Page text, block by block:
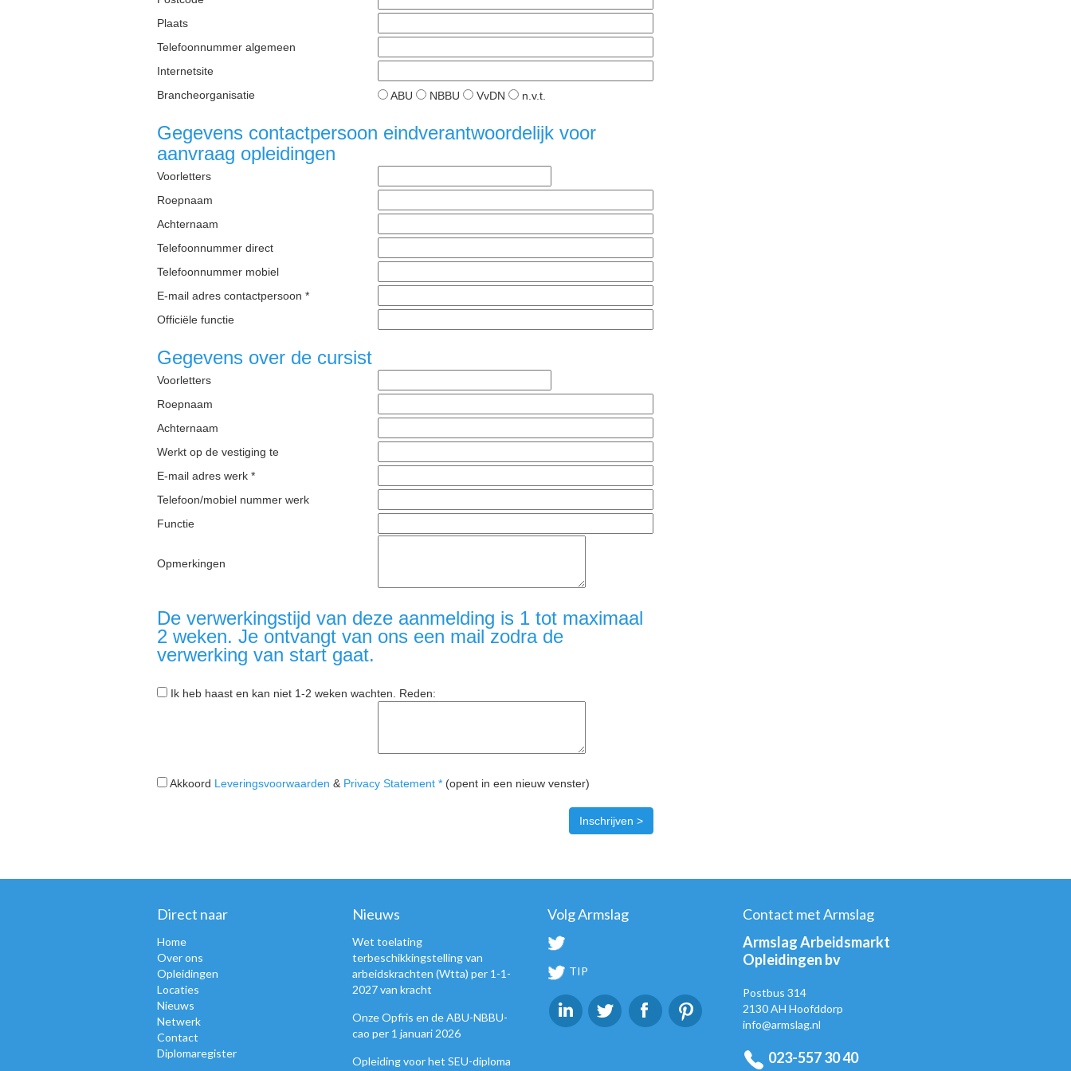
Plaats
Telefoonnummer algemeen
Internetsite
Brancheorganisatie
ABU NBBU VvDN n.v.t.
Gegevens contactpersoon eindverantwoordelijk voor
aanvraag opleidingen
Voorletters
Roepnaam
Achternaam
Telefoonnummer direct
Telefoonnummer mobiel
E-mail adres contactpersoon *
Officiële functie
Gegevens over de cursist
Voorletters
Roepnaam
Achternaam
Werkt op de vestiging te
E-mail adres werk *
Telefoon/mobiel nummer werk
Functie
Opmerkingen
De verwerkingstijd van deze aanmelding is 1 tot maximaal
2 weken. Je ontvangt van ons een mail zodra de
verwerking van start gaat.
Ik heb haast en kan niet 1-2 weken wachten. Reden:
Akkoord Leveringsvoorwaarden & Privacy Statement * (opent in een nieuw venster)
Direct naar
Home
Over ons
Opleidingen
Locaties
Nieuws
Netwerk
Contact
Diplomaregister
Nieuws
Wet toelating
terbeschikkingstelling van
arbeidskrachten (Wtta) per 1-1-
2027 van kracht
Onze Opfris en de ABU-NBBU-
cao per 1 januari 2026
Opleiding voor het SEU-diploma
Volg Armslag
TIP
Contact met Armslag
Armslag Arbeidsmarkt
Opleidingen bv
Postbus 314
2130 AH Hoofddorp
info@armslag.nl
023-557 30 40